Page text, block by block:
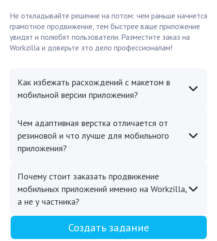
Не откладывайте решение на потом: чем раньше начнется
грамотное продвижение, тем быстрее ваше приложение
увидят и полюбят пользователи. Разместите заказ на
Workzilla и доверьте это дело профессионалам!
Как избежать расхождений с макетом в
мобильной версии приложения?
Чем адаптивная верстка отличается от
резиновой и что лучше для мобильного
приложения?
Почему стоит заказать продвижение
мобильных приложений именно на Workzilla,
а не у частника?
Создать задание